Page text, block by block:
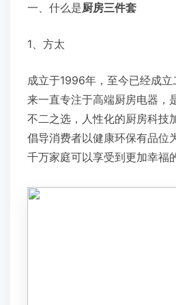
一、什么是厨房三件套
1、方太
成立于1996年，至今已经成
来一直专注于高端厨房电器，
不二之选，人性化的厨房科技
倡导消费者以健康环保有品位
千万家庭可以享受到更加幸福